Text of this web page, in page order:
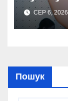
СЕР 6, 2026
Пошук